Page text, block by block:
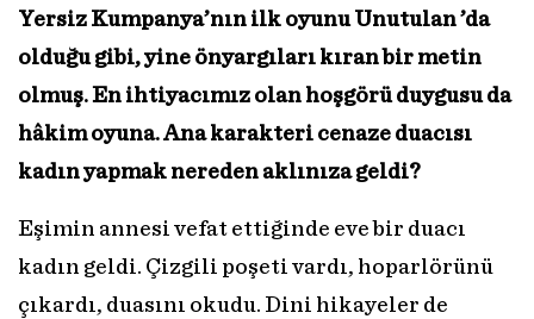
Yersiz Kumpanya’nın ilk oyunu Unutulan ’da
olduğu gibi, yine önyargıları kıran bir metin
olmuş. En ihtiyacımız olan hoşgörü duygusu da
hâkim oyuna. Ana karakteri cenaze duacısı
kadın yapmak nereden aklınıza geldi?
Eşimin annesi vefat ettiğinde eve bir duacı
kadın geldi. Çizgili poşeti vardı, hoparlörünü
çıkardı, duasını okudu. Dini hikayeler de